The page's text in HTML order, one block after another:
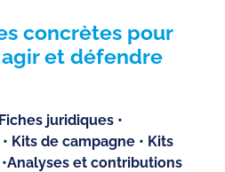
concrètes pour
et défendre
juridiques •
Kits de campagne • Kits
et contributions